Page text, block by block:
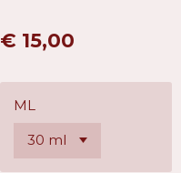
€ 15,00
ML